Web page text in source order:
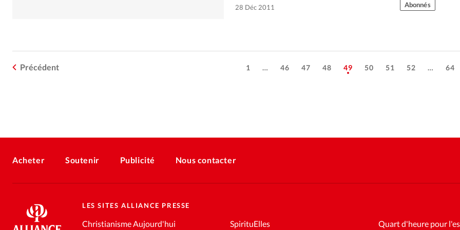
Cet…
28 Déc 2011 Abonnés
Précédent 1 … 46 47 48 49 50 51 52 … 64
Acheter Soutenir Publicité Nous contacter
LES SITES ALLIANCE PRESSE
Christianisme Aujourd'hui SpirituElles Quart d'heure pour